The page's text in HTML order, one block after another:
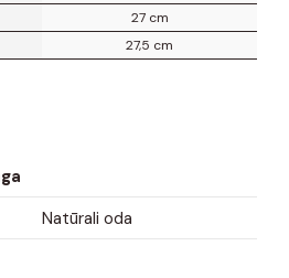
27 cm
27,5 cm
Natūrali oda